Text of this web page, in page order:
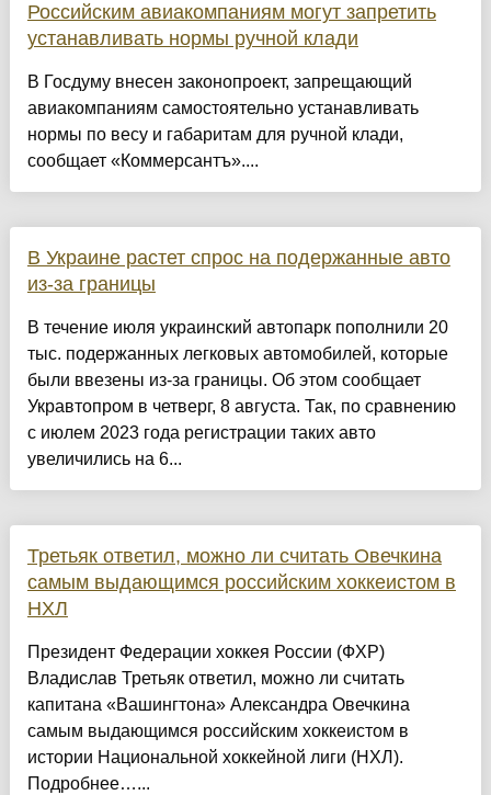
Российским авиакомпаниям могут запретить
устанавливать нормы ручной клади
В Госдуму внесен законопроект, запрещающий
авиакомпаниям самостоятельно устанавливать
нормы по весу и габаритам для ручной клади,
сообщает «Коммерсантъ»....
В Украине растет спрос на подержанные авто
из-за границы
В течение июля украинский автопарк пополнили 20
тыс. подержанных легковых автомобилей, которые
были ввезены из-за границы. Об этом сообщает
Укравтопром в четверг, 8 августа. Так, по сравнению
с июлем 2023 года регистрации таких авто
увеличились на 6...
Третьяк ответил, можно ли считать Овечкина
самым выдающимся российским хоккеистом в
НХЛ
Президент Федерации хоккея России (ФХР)
Владислав Третьяк ответил, можно ли считать
капитана «Вашингтона» Александра Овечкина
самым выдающимся российским хоккеистом в
истории Национальной хоккейной лиги (НХЛ).
Подробнее…...